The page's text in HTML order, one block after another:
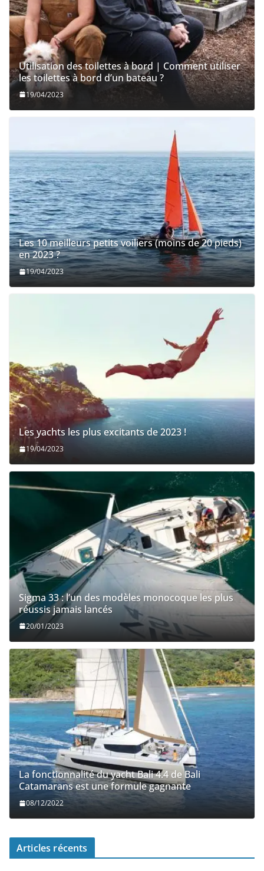
Utilisation des toilettes à bord | Comment utiliser
les toilettes à bord d’un bateau ?
19/04/2023
Les 10 meilleurs petits voiliers (moins de 20 pieds)
en 2023 ?
19/04/2023
Les yachts les plus excitants de 2023 !
19/04/2023
Sigma 33 : l’un des modèles monocoque les plus
réussis jamais lancés
20/01/2023
La fonctionnalité du yacht Bali 4.4 de Bali
Catamarans est une formule gagnante
08/12/2022
Articles récents